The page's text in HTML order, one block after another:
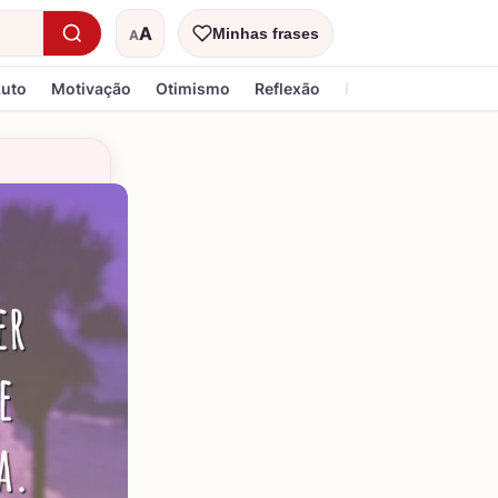
AA
Tamanho do textoMinhas frases
Motivação Otimismo Reflexão Religiosa